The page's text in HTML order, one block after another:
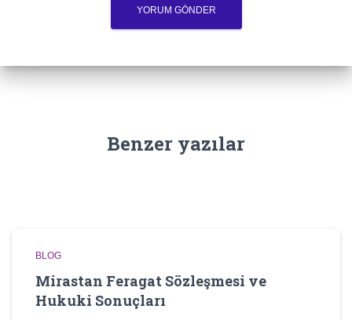
Benzer yazılar
BLOG
Mirastan Feragat Sözleşmesi ve
Hukuki Sonuçları